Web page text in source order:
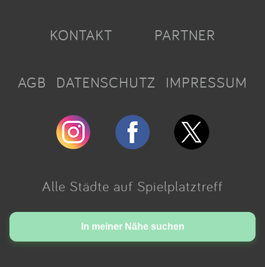
In meiner Nähe suchen
KONTAKT PARTNER
AGB DATENSCHUTZ IMPRESSUM
Alle Städte auf Spielplatztreff
Made with love in Cologne.